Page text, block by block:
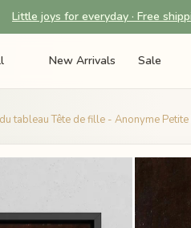
Little joys for everyday · Free
New Arrivals Sale
tableau Tête de fille - Anonyme